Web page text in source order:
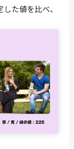
た値を比べ、